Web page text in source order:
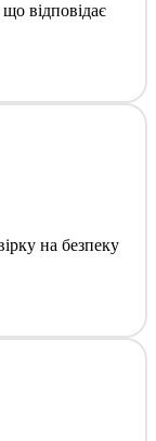
відповідає
на безпеку